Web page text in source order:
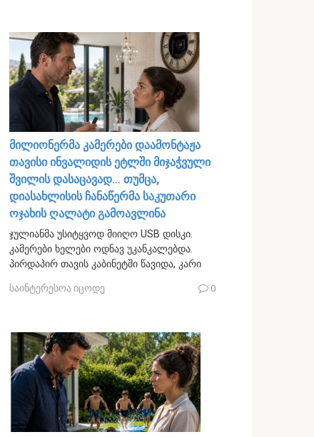
მილიონერმა კამერები დაამონტაჟა
თავისი ინვალიდის ეტლში მიჯაჭვული
შვილის დასაცავად… თუმცა,
დიასახლისის ჩანაწერმა საკუთარი
ოჯახის ღალატი გამოავლინა
ჯულიანმა უსიტყვოდ მიიღო USB დისკი.
კამერები ხელები ოდნავ უკანკალებდა.
პირდაპირ თავის კაბინეტში წავიდა, კარი
საინტერესოა იცოდე 0